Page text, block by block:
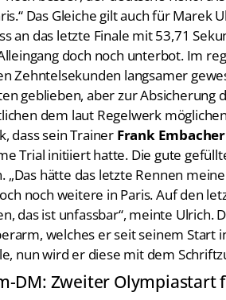
Das Gleiche gilt auch für Marek
an das letzte Finale mit 53,71
doch noch unterbot. Im
Zehntelsekunden langsamer
geblieben, aber zur Absicherung
dem laut Regelwerk
dass sein Trainer Frank Embacher
Trial initiiert hatte. Die gute
„Das hätte das letzte Rennen
noch weitere in Paris. Auf den
das ist unfassbar“, meinte
welches er seit seinem Start
nun wird er diese mit dem
DM: Zweiter Olympiastart